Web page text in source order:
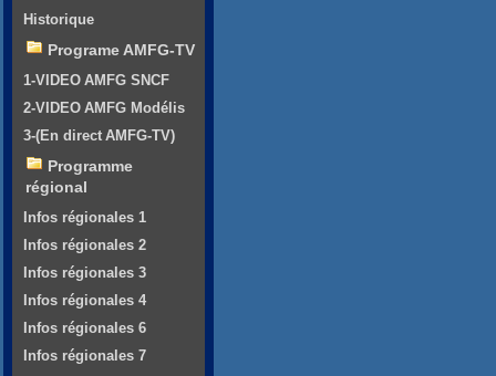
Historique
Programe AMFG-TV
1-VIDEO AMFG SNCF
2-VIDEO AMFG Modélis
3-(En direct AMFG-TV)
Programme
régional
Infos régionales 1
Infos régionales 2
Infos régionales 3
Infos régionales 4
Infos régionales 6
Infos régionales 7